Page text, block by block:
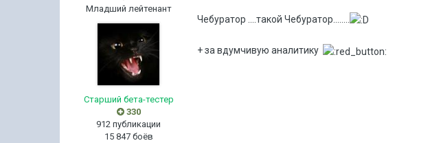
Младший лейтенант
Старший бета-тестер
330
912 публикации
15 847 боёв
Чебуратор ....такой Чебуратор........
+ за вдумчивую аналитику